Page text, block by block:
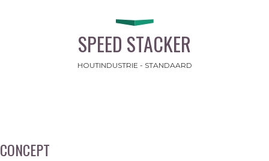
SPEED STACKER
HOUTINDUSTRIE - STANDAARD
CONCEPT